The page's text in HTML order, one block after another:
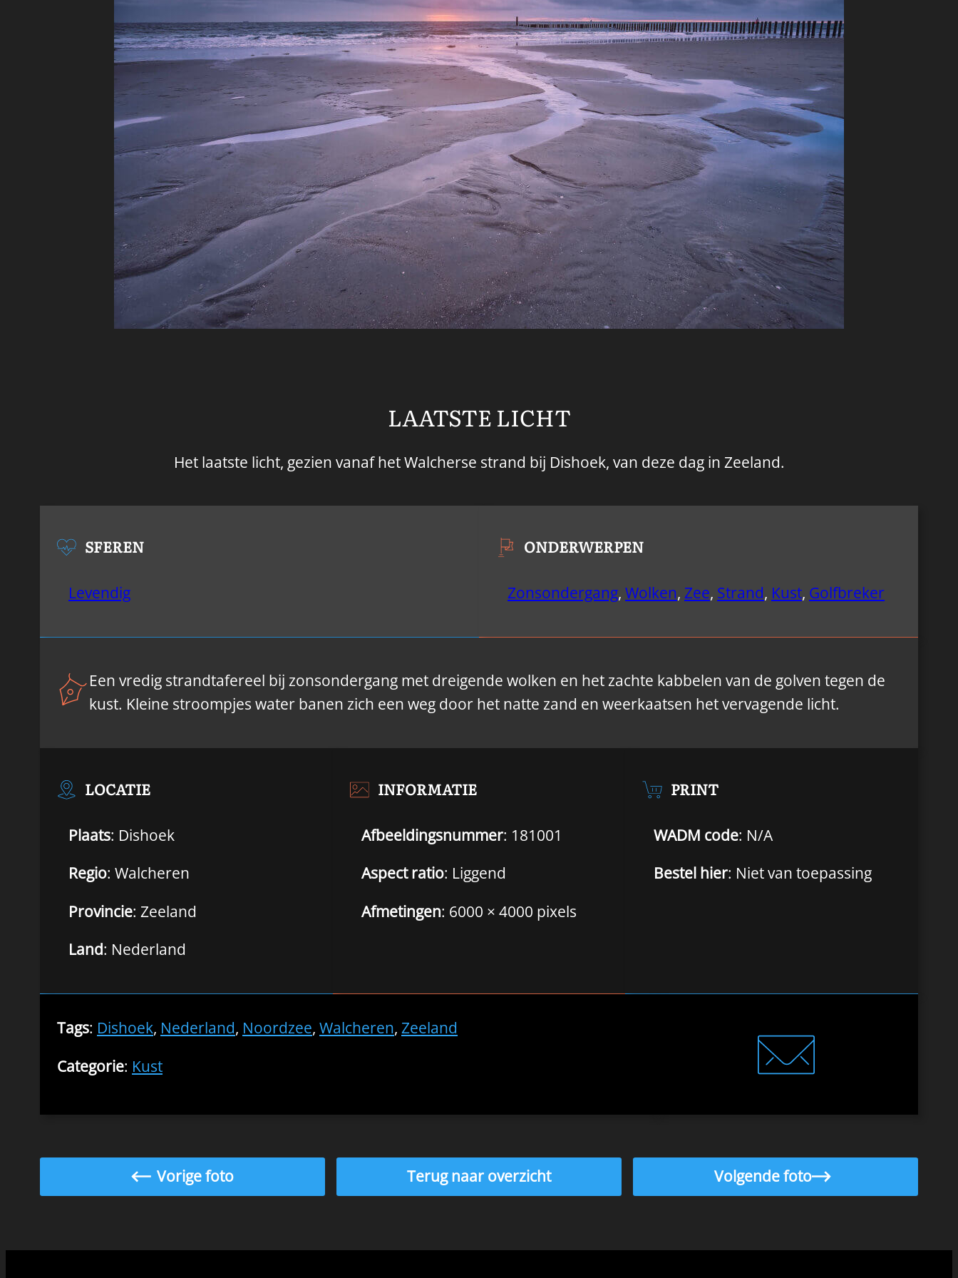
LAATSTE LICHT
Het laatste licht, gezien vanaf het Walcherse strand bij Dishoek, van deze dag in Zeeland.
SFEREN
Levendig
ONDERWERPEN
Zonsondergang, Wolken, Zee, Strand, Kust, Golfbreker
Een vredig strandtafereel bij zonsondergang met dreigende wolken en het zachte kabbelen van de golven tegen de
kust. Kleine stroompjes water banen zich een weg door het natte zand en weerkaatsen het vervagende licht.
LOCATIE
Plaats: Dishoek
Regio: Walcheren
Provincie: Zeeland
Land: Nederland
INFORMATIE
Afbeeldingsnummer: 181001
Aspect ratio: Liggend
Afmetingen: 6000 × 4000 pixels
PRINT
WADM code: N/A
Bestel hier: Niet van toepassing
Tags: Dishoek, Nederland, Noordzee, Walcheren, Zeeland
Categorie: Kust
Vorige foto Terug naar overzicht Volgende foto